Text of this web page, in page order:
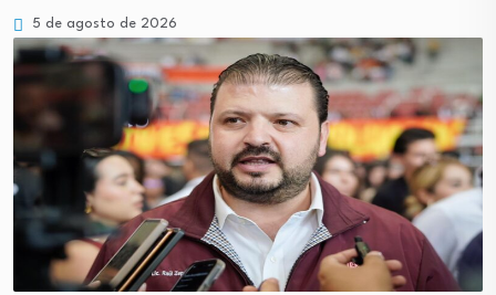
5 de agosto de 2026